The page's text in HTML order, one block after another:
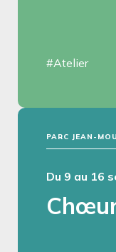
#Atelier
PARC JEAN-
Du 9 au 16